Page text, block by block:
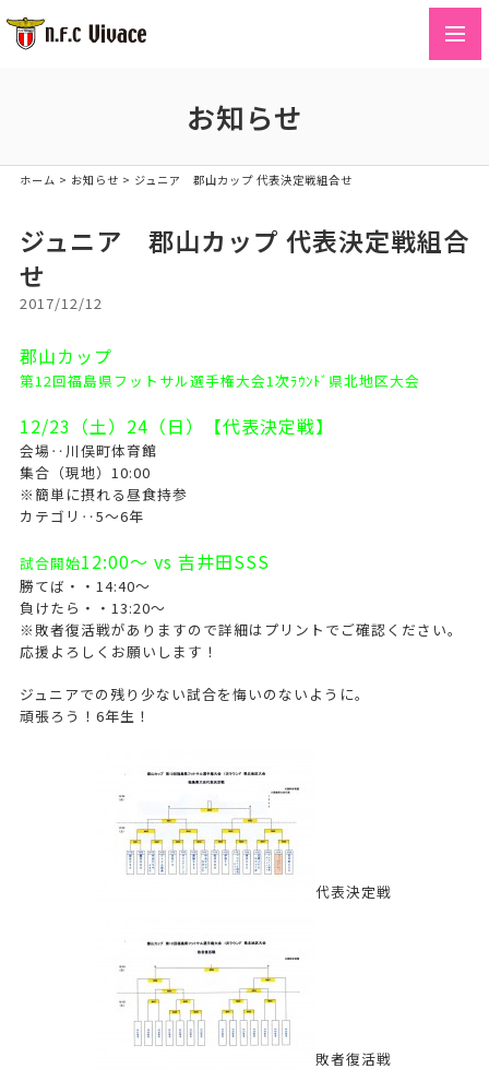
お知らせ
ホーム > お知らせ > ジュニア 郡山カップ 代表決定戦組合せ
ジュニア 郡山カップ 代表決定戦組合
せ
2017/12/12
郡山カップ
第12回福島県フットサル選手権大会1次ﾗｳﾝﾄﾞ県北地区大会
12/23（土）24（日）【代表決定戦】
会場‥川俣町体育館
集合（現地）10:00
※簡単に摂れる昼食持参
カテゴリ‥5～6年
試合開始12:00～ vs 吉井田SSS
勝てば・・14:40～
負けたら・・13:20～
※敗者復活戦がありますので詳細はプリントでご確認ください。
応援よろしくお願いします！
ジュニアでの残り少ない試合を悔いのないように。
頑張ろう！6年生！
代表決定戦
敗者復活戦